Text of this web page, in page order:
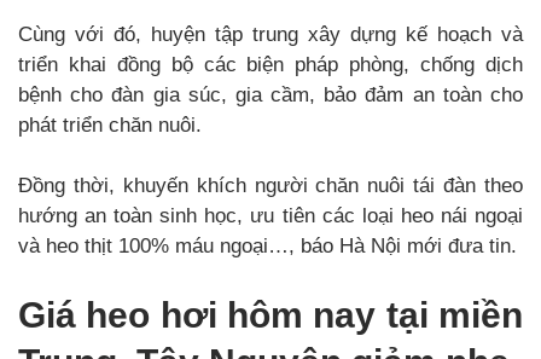
Cùng với đó, huyện tập trung xây dựng kế hoạch và
triển khai đồng bộ các biện pháp phòng, chống dịch
bệnh cho đàn gia súc, gia cầm, bảo đảm an toàn cho
phát triển chăn nuôi.
Đồng thời, khuyến khích người chăn nuôi tái đàn theo
hướng an toàn sinh học, ưu tiên các loại heo nái ngoại
và heo thịt 100% máu ngoại…, báo Hà Nội mới đưa tin.
Giá heo hơi hôm nay tại miền